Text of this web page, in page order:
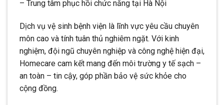
– Trung tâm phục hồi chức năng tại Hà Nội
Dịch vụ vệ sinh bệnh viện là lĩnh vực yêu cầu chuyên
môn cao và tính tuân thủ nghiêm ngặt. Với kinh
nghiệm, đội ngũ chuyên nghiệp và công nghệ hiện đại,
Homecare cam kết mang đến môi trường y tế sạch –
an toàn – tin cậy, góp phần bảo vệ sức khỏe cho
cộng đồng.